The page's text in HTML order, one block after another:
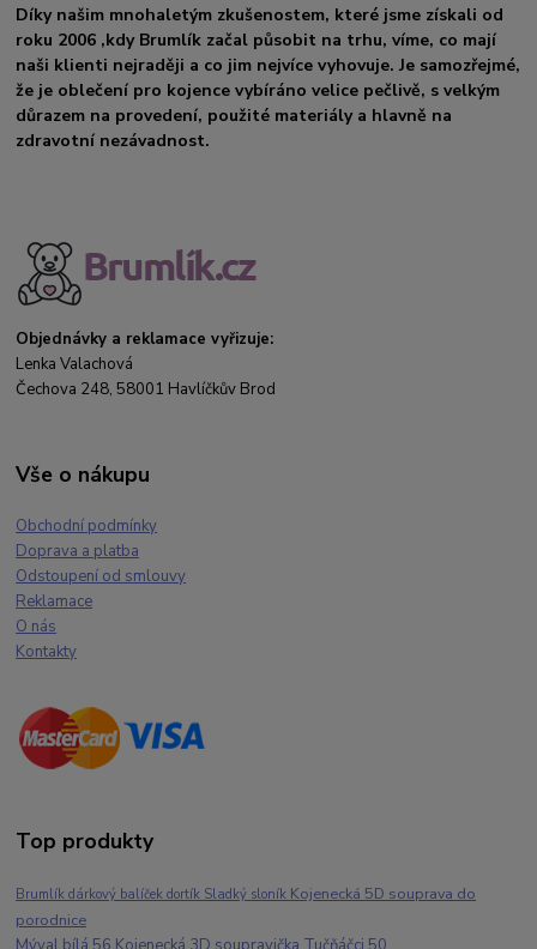
Díky našim mnohaletým zkušenostem, které jsme získali od
roku 2006 ,kdy Brumlík začal působit na trhu, víme, co mají
naši klienti nejraději a co jim nejvíce vyhovuje. Je samozřejmé,
že je oblečení pro kojence vybíráno velice pečlivě, s velkým
důrazem na provedení, použité materiály a hlavně na
zdravotní nezávadnost.
Objednávky a reklamace vyřizuje:
Lenka Valachová
Čechova 248, 58001 Havlíčkův Brod
Vše o nákupu
Obchodní podmínky
Doprava a platba
Odstoupení od smlouvy
Reklamace
O nás
Kontakty
Top produkty
Brumlík dárkový balíček dortík Sladký sloník Kojenecká 5D souprava do
porodnice